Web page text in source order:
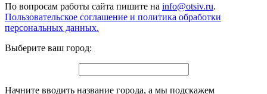
По вопросам работы сайта пишите на info@otsiv.ru.
Пользовательское соглашение и политика обработки
персональных данных.
Выберите ваш город:
Начните вводить название города, а мы подскажем